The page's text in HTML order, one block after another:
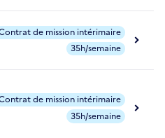
de mission intérimaire
35h/semaine
de mission intérimaire
35h/semaine